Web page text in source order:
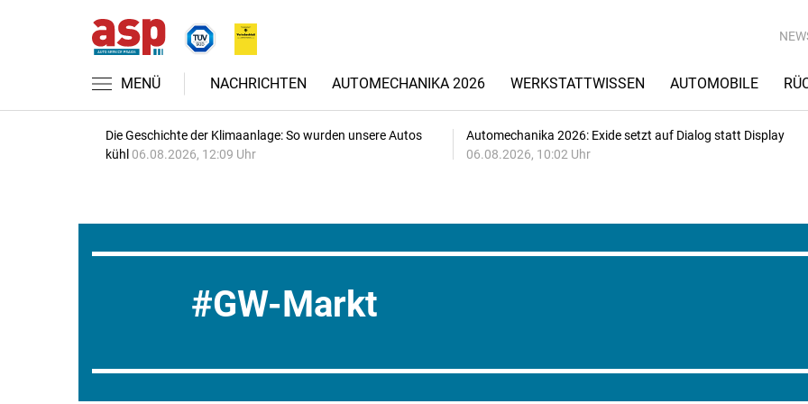
MENÜ NACHRICHTEN AUTOMECHANIKA 2026 WERKSTATTWISSEN AUTOMOBILE
Die Geschichte der Klimaanlage: So wurden unsere Autos
kühl 06.08.2026, 12:09 Uhr
Automechanika 2026: Exide setzt auf Dialog statt Display
06.08.2026, 10:02 Uhr
GW-Markt